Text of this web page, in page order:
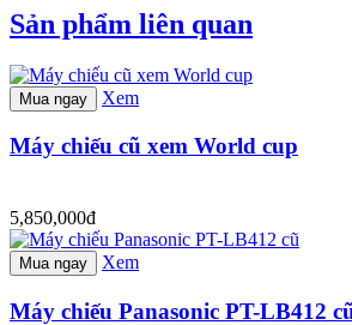
Sản phẩm liên quan
Mua ngay Xem
Máy chiếu cũ xem World cup
5,850,000đ
Mua ngay Xem
Máy chiếu Panasonic PT-LB412